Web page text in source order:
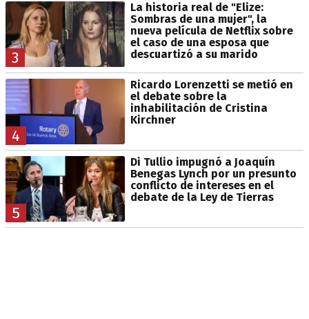
3
La historia real de "Elize:
Sombras de una mujer", la
nueva película de Netflix sobre
el caso de una esposa que
descuartizó a su marido
4
Ricardo Lorenzetti se metió en
el debate sobre la
inhabilitación de Cristina
Kirchner
5
Di Tullio impugnó a Joaquín
Benegas Lynch por un presunto
conflicto de intereses en el
debate de la Ley de Tierras